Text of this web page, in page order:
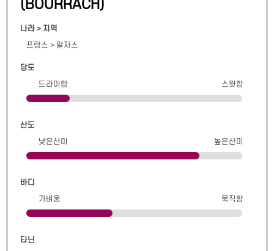
(BOURRACH)
나라 > 지역
프랑스 > 알자스
당도
드라이함
스윗함
산도
낮은산미
높은산미
바디
가벼움
묵직함
타닌